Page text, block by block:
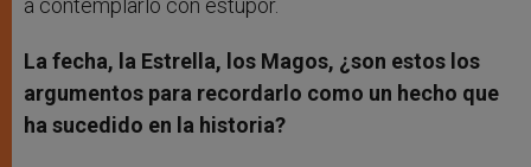
a contemplarlo con estupor.
La fecha, la Estrella, los Magos, ¿son estos los
argumentos para recordarlo como un hecho que
ha sucedido en la historia?